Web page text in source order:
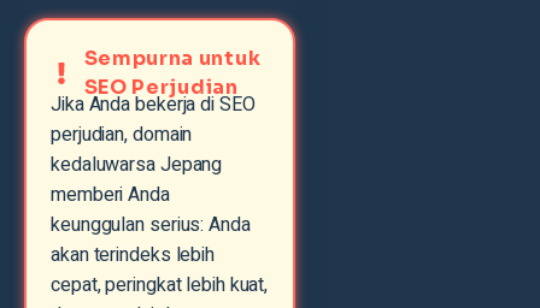
Sempurna untuk
SEO Perjudian
Jika Anda bekerja di SEO
perjudian, domain
kedaluwarsa Jepang
memberi Anda
keunggulan serius: Anda
akan terindeks lebih
cepat, peringkat lebih kuat,